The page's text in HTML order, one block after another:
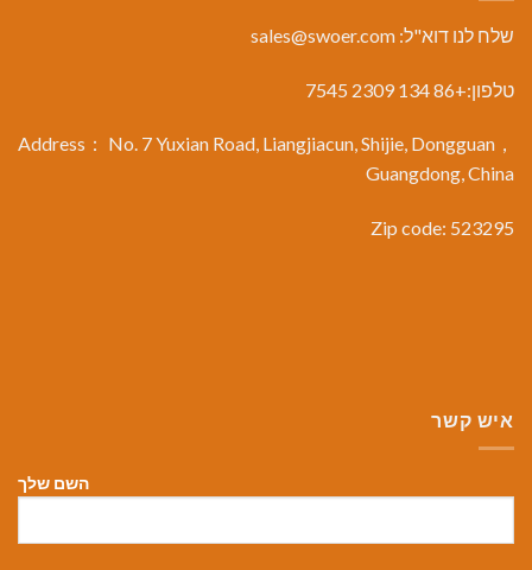
שלח לנו דוא"ל: sales@swoer.com
טלפון:+86 134 2309 7545
Address： No. 7 Yuxian Road, Liangjiacun, Shijie, Dongguan，
Guangdong, China
Zip code: 523295
איש קשר
השם שלך